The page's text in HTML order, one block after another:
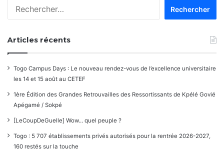
commentaires
Articles récents
Togo Campus Days : Le nouveau rendez-vous de l’excellence universitaire
les 14 et 15 août au CETEF
1ère Édition des Grandes Retrouvailles des Ressortissants de Kpélé Govié
Apégamé / Sokpé
[LeCoupDeGuelle] Wow… quel peuple ?
Togo : 5 707 établissements privés autorisés pour la rentrée 2026-2027,
160 restés sur la touche